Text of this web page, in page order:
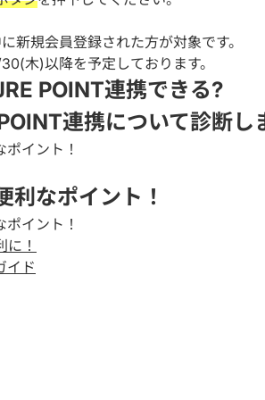
新規会員登録された方が対象です。
木)以降を予定しております。
POINT連携できる?
連携について診断し
利なポイント！
！
イド